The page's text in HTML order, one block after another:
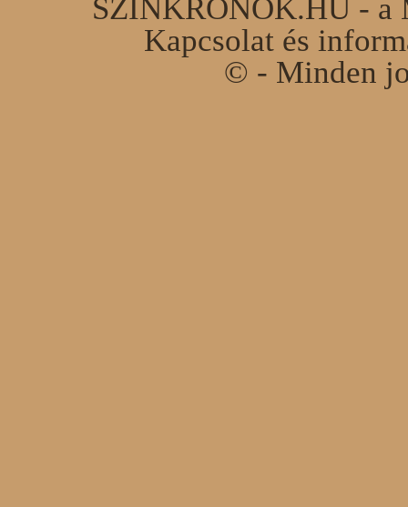
SZINKRONOK.HU - a
Kapcsolat és
© - Minden